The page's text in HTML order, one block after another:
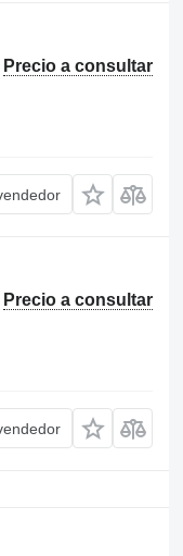
Precio a consultar
Precio a consultar